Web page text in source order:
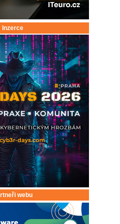
Inzerce
webu